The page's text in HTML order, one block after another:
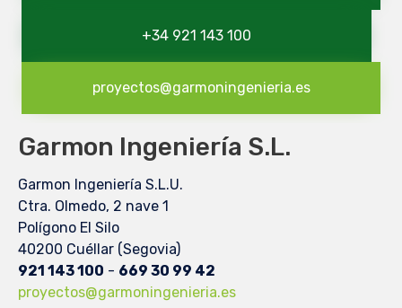
+34 921 143 100
proyectos@garmoningenieria.es
Garmon Ingeniería S.L.
Garmon Ingeniería S.L.U.
Ctra. Olmedo, 2 nave 1
Polígono El Silo
40200 Cuéllar (Segovia)
921 143 100 - 669 30 99 42
proyectos@garmoningenieria.es